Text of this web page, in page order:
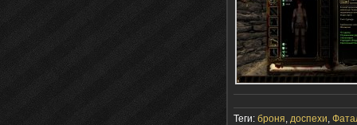
Теги: броня, доспехи,